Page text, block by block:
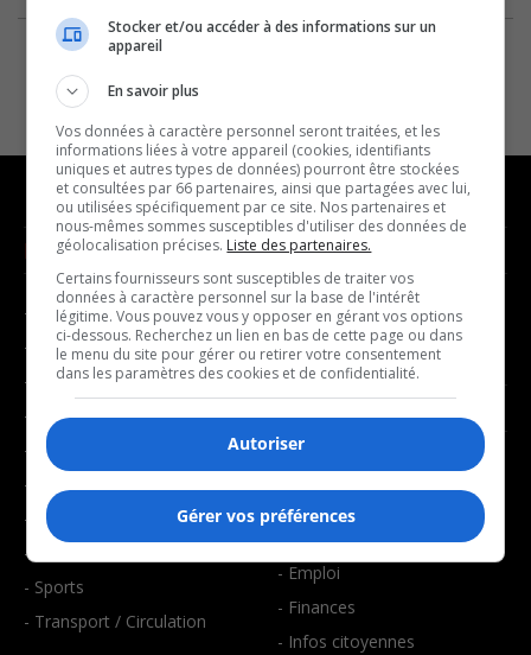
NOUVELLES
- Affaires municipales
- Communauté / Social
- Culture
- Économie
- Éducation
- Environnement
- Faits divers
- Santé et bien-être
- Sports
- Transport / Circulation
MUSIQUE
- Décompte franco
- Joué récemment
BALADOS
- Affaires
- Art de vivre
- Bien-être
- Emploi
- Finances
- Infos citoyennes
Stocker et/ou accéder à des informations sur un
appareil
En savoir plus
Vos données à caractère personnel seront traitées, et les
informations liées à votre appareil (cookies, identifiants
uniques et autres types de données) pourront être stockées
et consultées par 66 partenaires, ainsi que partagées avec lui,
ou utilisées spécifiquement par ce site. Nos partenaires et
nous-mêmes sommes susceptibles d'utiliser des données de
géolocalisation précises. Liste des partenaires.
Certains fournisseurs sont susceptibles de traiter vos
données à caractère personnel sur la base de l'intérêt
légitime. Vous pouvez vous y opposer en gérant vos options
ci-dessous. Recherchez un lien en bas de cette page ou dans
le menu du site pour gérer ou retirer votre consentement
dans les paramètres des cookies et de confidentialité.
Autoriser
Gérer vos préférences